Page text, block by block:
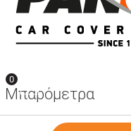
0
Μπαρόμετρα